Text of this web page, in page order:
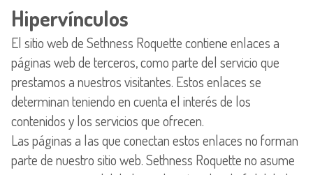
Hipervínculos
El sitio web de Sethness Roquette contiene enlaces a
páginas web de terceros, como parte del servicio que
prestamos a nuestros visitantes. Estos enlaces se
determinan teniendo en cuenta el interés de los
contenidos y los servicios que ofrecen.
Las páginas a las que conectan estos enlaces no forman
parte de nuestro sitio web. Sethness Roquette no asume